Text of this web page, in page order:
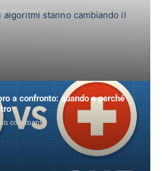
commento
a confronto: quando e perché
commento